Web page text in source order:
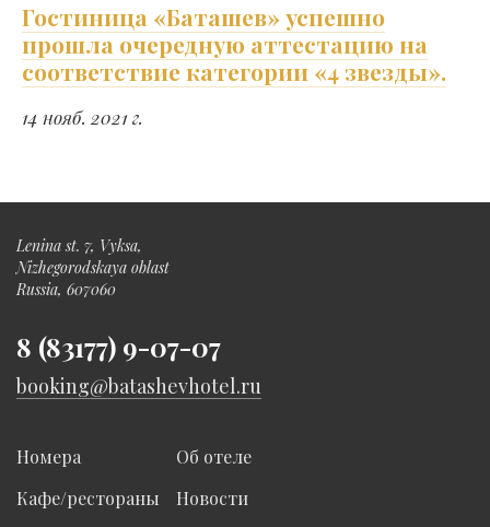
Гостиница «Баташев» успешно
прошла очередную аттестацию на
соответствие категории «4 звезды».
14 нояб. 2021 г.
Lenina st. 7, Vyksa,
Nizhegorodskaya oblast
Russia, 607060
8 (83177) 9-07-07
booking@batashevhotel.ru
Номера
Кафе/рестораны
Об отеле
Новости